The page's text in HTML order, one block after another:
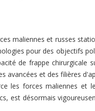
maliennes et russes
pour des objectifs
de frappe chirurgicale
avancées et des filières
les forces maliennes et
est désormais